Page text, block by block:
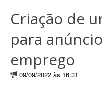
Criação de
para
emprego
09/09/2022 às 16:31